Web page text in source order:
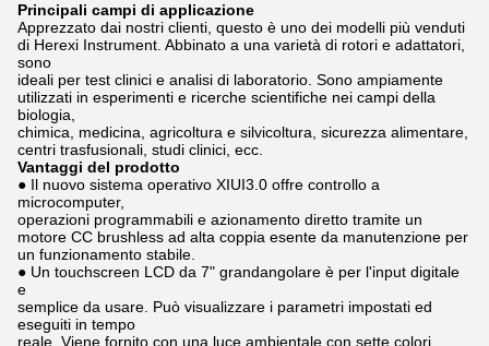
Principali campi di applicazione
Apprezzato dai nostri clienti, questo è uno dei modelli più venduti
di Herexi Instrument. Abbinato a una varietà di rotori e adattatori,
sono
ideali per test clinici e analisi di laboratorio. Sono ampiamente
utilizzati in esperimenti e ricerche scientifiche nei campi della
biologia,
chimica, medicina, agricoltura e silvicoltura, sicurezza alimentare,
centri trasfusionali, studi clinici, ecc.
Vantaggi del prodotto
● Il nuovo sistema operativo XIUI3.0 offre controllo a
microcomputer,
operazioni programmabili e azionamento diretto tramite un
motore CC brushless ad alta coppia esente da manutenzione per
un funzionamento stabile.
● Un touchscreen LCD da 7" grandangolare è per l'input digitale
e
semplice da usare. Può visualizzare i parametri impostati ed
eseguiti in tempo
reale. Viene fornito con una luce ambientale con sette colori